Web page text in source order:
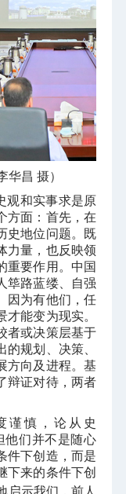
华昌 摄）
观和实事求是原
方面：首先，在
史地位问题。既
力量，也反映领
重要作用。中国
筚路蓝缕、自强
因为有他们，任
能变为现实。
者或决策层基于
规划、决策、
方向及进程。基
辩证对待，两者
谨慎，论从史
他们并不是随心
件下创造，而是
下来的条件下创